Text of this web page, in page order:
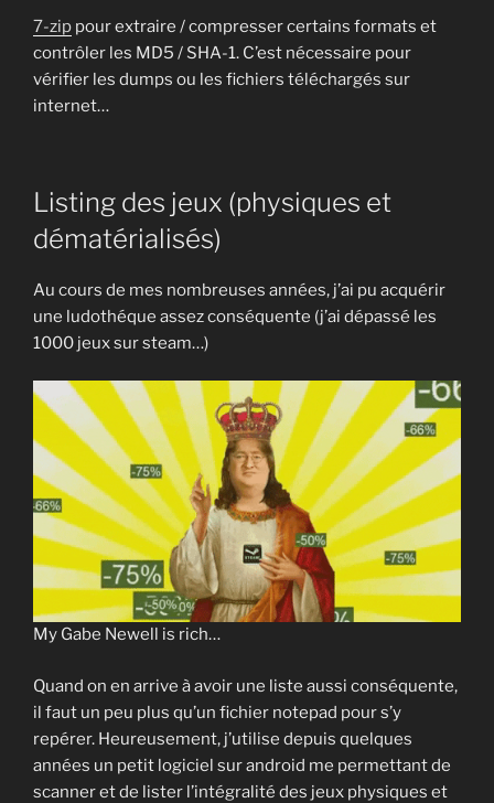
7-zip pour extraire / compresser certains formats et
contrôler les MD5 / SHA-1. C’est nécessaire pour
vérifier les dumps ou les fichiers téléchargés sur
internet…
Listing des jeux (physiques et
dématérialisés)
Au cours de mes nombreuses années, j’ai pu acquérir
une ludothéque assez conséquente (j’ai dépassé les
1000 jeux sur steam…)
My Gabe Newell is rich…
Quand on en arrive à avoir une liste aussi conséquente,
il faut un peu plus qu’un fichier notepad pour s’y
repérer. Heureusement, j’utilise depuis quelques
années un petit logiciel sur android me permettant de
scanner et de lister l’intégralité des jeux physiques et